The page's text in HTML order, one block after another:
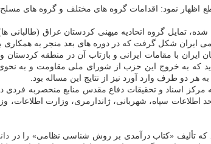
نمود: اقدامات گروه های مختلف و گروه های مسلح
گروه اتحادیه میهنی کردستان عراق (طالبانی
ایران شکل گرفت که در دوره های بعد منجر به همکاری
با مقامات ایرانی و بازتاب آن در منطقه
که به خروج این حزب از شورای ملی مقاومت و به
دو طرف وارد آورد نیز از نتایج این مساله بود.
اسناد و تحقیقات دفاع مقدس منابع منحصربه فردی
سپاه، شهربانی، ژاندارمری، وزارت اطلاعات،
تألیف «کتاب درآمدی بر روش شناسی نظامی» را در